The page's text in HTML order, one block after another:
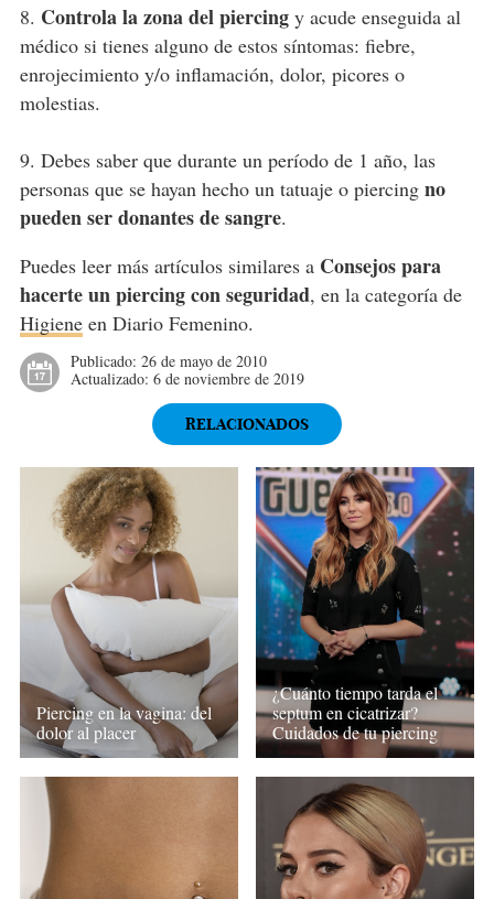
8. Controla la zona del piercingy acude enseguida al
médico si tienes alguno de estos síntomas: fiebre,
enrojecimiento y/o inflamación, dolor, picores o
molestias.
9. Debes saber que durante un período de 1 año, las
personas que se hayan hecho un tatuaje o piercing no
pueden ser donantes de sangre.
Puedes leer más artículos similares a Consejos para
hacerte un piercing con seguridad, en la categoría de
Higieneen Diario Femenino.
Publicado: 26 de mayo de 2010
Actualizado: 6 de noviembre de 2019
RELACIONADOS
Piercing en la vagina: del
dolor al placer
¿Cuánto tiempo tarda el
septum en cicatrizar?
Cuidados de tu piercing